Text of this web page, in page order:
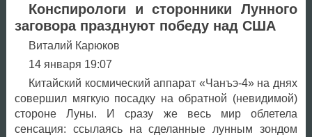
Конспирологи и сторонники Лунного
заговора празднуют победу над США
Виталий Карюков
14 января 19:07
Китайский космический аппарат «Чанъэ-4» на днях
совершил мягкую посадку на обратной (невидимой)
стороне Луны. И сразу же весь мир облетела
сенсация: ссылаясь на сделанные лунным зондом